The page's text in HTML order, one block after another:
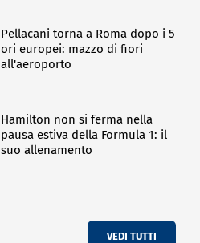
Pellacani torna a Roma dopo i 5
ori europei: mazzo di fiori
all'aeroporto
Hamilton non si ferma nella
pausa estiva della Formula 1: il
suo allenamento
VEDI TUTTI